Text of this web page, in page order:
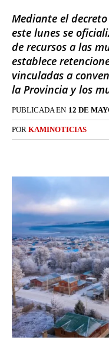
Mediante el
este lunes se
de recursos a las
establece
vinculadas a
la Provincia y los
PUBLICADA EN 12 DE
POR KAMINOTICIAS